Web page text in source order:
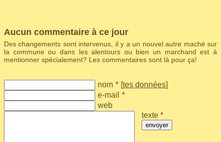
Aucun commentaire à ce jour
Des changements sont intervenus, il y a un nouvel autre maché sur
la commune ou dans les alentours ou bien un marchand est à
mentionner spécialement? Les commentaires sont là pour ça!
nom * [tes données]
e-mail *
web
texte *
envoyer